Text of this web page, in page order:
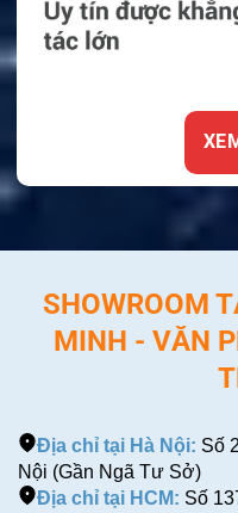
SHOWROOM
MINH - VĂN
Địa chỉ tại Hà Nội: Số
Nội (Gần Ngã Tư Sở)
Địa chỉ tại HCM: Số